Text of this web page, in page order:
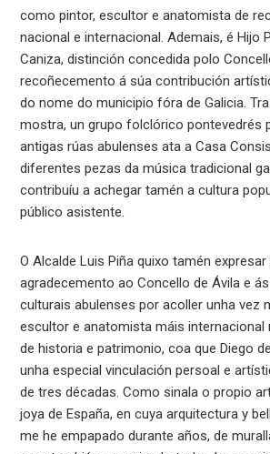
como pintor, escultor e anatomista de
nacional e internacional. Ademais, é Hijo
Caniza, distinción concedida polo
recoñecemento á súa contribución
do nome do municipio fóra de Galicia.
mostra, un grupo folclórico pontevedrés
antigas rúas abulenses ata a Casa
diferentes pezas da música tradicional
contribuíu a achegar tamén a cultura
público asistente.
O Alcalde Luis Piña quixo tamén expresar
agradecemento ao Concello de Ávila e
culturais abulenses por acoller unha vez
escultor e anatomista máis internacional
de historia e patrimonio, coa que Diego
unha especial vinculación persoal e
de tres décadas. Como sinala o propio
joya de España, en cuya arquitectura y
me he empapado durante años, de